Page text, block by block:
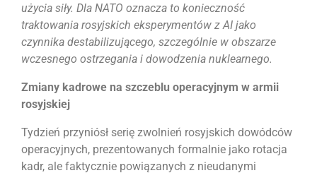
użycia siły. Dla NATO oznacza to konieczność
traktowania rosyjskich eksperymentów z AI jako
czynnika destabilizującego, szczególnie w obszarze
wczesnego ostrzegania i dowodzenia nuklearnego.
Zmiany kadrowe na szczeblu operacyjnym w armii
rosyjskiej
Tydzień przyniósł serię zwolnień rosyjskich dowódców
operacyjnych, prezentowanych formalnie jako rotacja
kadr, ale faktycznie powiązanych z nieudanymi